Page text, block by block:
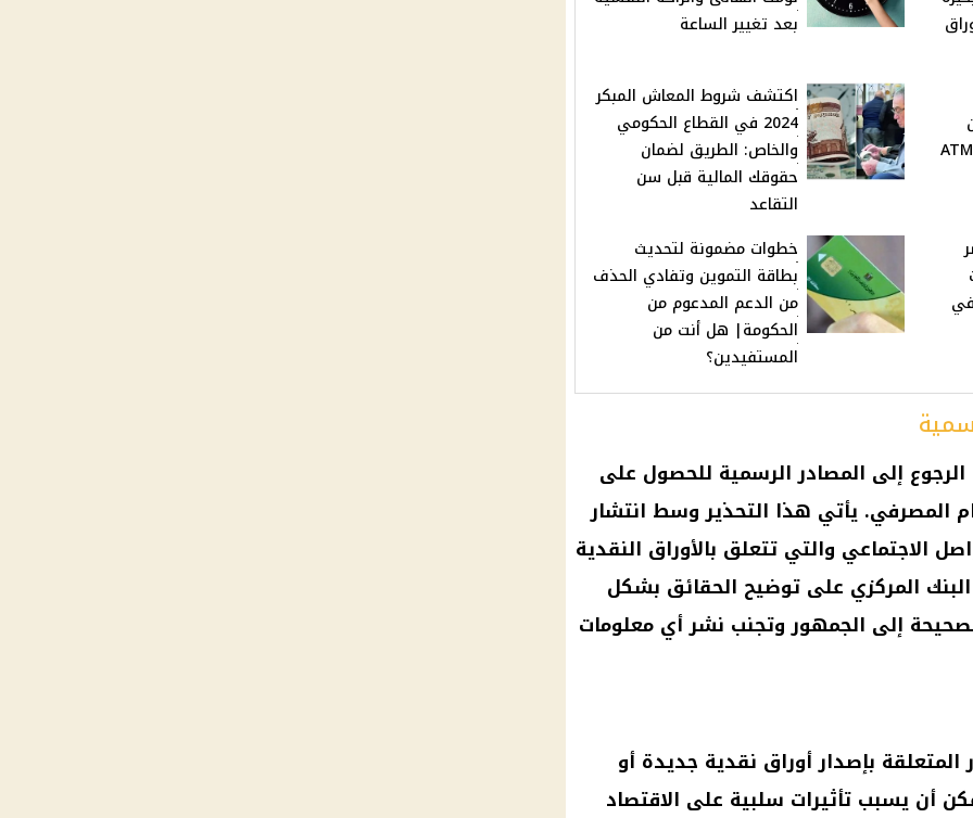
بعد تغيير الساعة
ماكينات الصراف الآلي الـ ATM
اكتشف شروط المعاش المبكر
2024 في القطاع الحكومي
والخاص: الطريق لضمان
حقوقك المالية قبل سن
التقاعد
خطوات مضمونة لتحديث
بطاقة التموين وتفادي الحذف
من الدعم المدعوم من
الحكومة| هل أنت من
المستفيدين؟
إلى المصادر الرسمية للحصول على
المصرفي. يأتي هذا التحذير وسط انتشار
الاجتماعي والتي تتعلق بالأوراق النقدية
المركزي على توضيح الحقائق بشكل
إلى الجمهور وتجنب نشر أي معلومات
بإصدار أوراق نقدية جديدة أو
أن يسبب تأثيرات سلبية على الاقتصاد